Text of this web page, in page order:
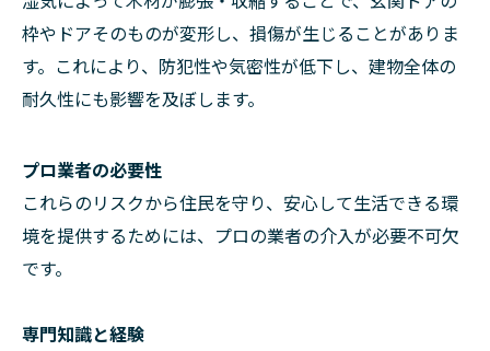
枠やドアそのものが変形し、損傷が生じることがありま
す。これにより、防犯性や気密性が低下し、建物全体の
耐久性にも影響を及ぼします。
プロ業者の必要性
これらのリスクから住民を守り、安心して生活できる環
境を提供するためには、プロの業者の介入が必要不可欠
です。
専門知識と経験